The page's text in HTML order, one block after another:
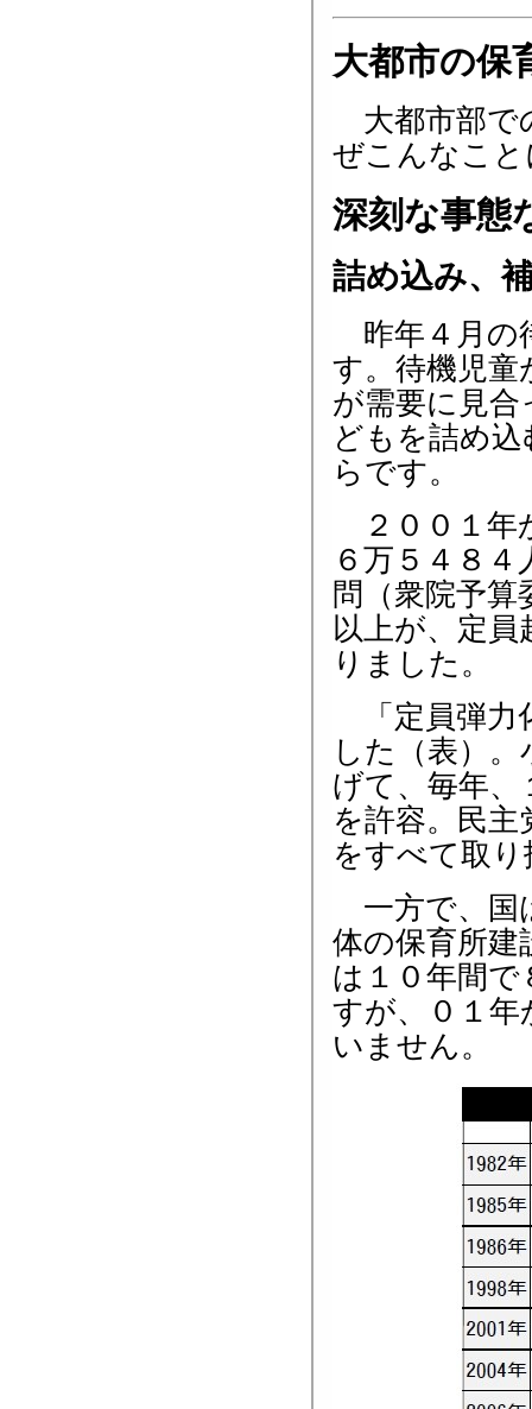
大都市の保
大都市部で
ぜこんなこ
深刻な事態
詰め込み、
昨年４月の
す。待機児童
が需要に見合
どもを詰め
らです。
２００１年
６万５４８
問（衆院予
以上が、定
りました。
「定員弾力
した（表）
げて、毎年
を許容。民
をすべて取
一方で、国
体の保育所建
は１０年間で
すが、０１年
いません。